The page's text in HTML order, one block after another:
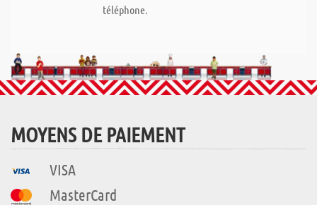
téléphone.
MOYENS DE PAIEMENT
VISA
MasterCard